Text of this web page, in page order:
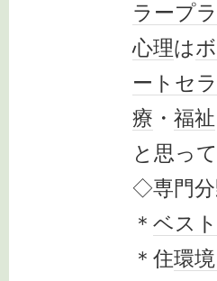
ラープ
心理は
ートセ
療 ・ 福祉
と思っ
◇専門
＊ ベスト
＊住環境